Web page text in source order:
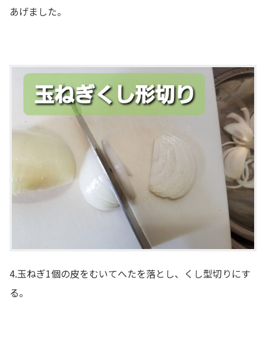
あげました。
4.玉ねぎ1個の皮をむいてへたを落とし、くし型切りにす
る。